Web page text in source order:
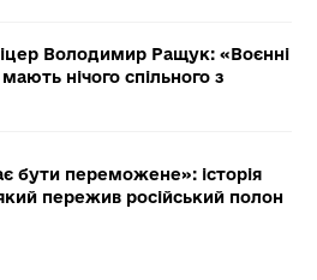
Володимир Ращук: «Воєнні
нічого спільного з
бути переможене»: історія
пережив російський полон